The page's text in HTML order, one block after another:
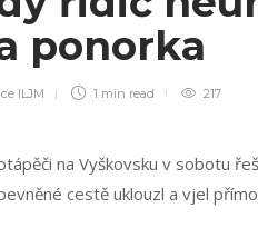
ponorka
ILJM 1 min read 217
na Vyškovsku v sobotu
cestě uklouzl a vjel